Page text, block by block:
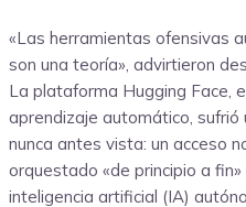
«Las herramientas ofensivas
son una teoría», advirtieron
La plataforma Hugging Face,
aprendizaje automático, sufrió
nunca antes vista: un acceso
orquestado «de principio a
inteligencia artificial (IA)